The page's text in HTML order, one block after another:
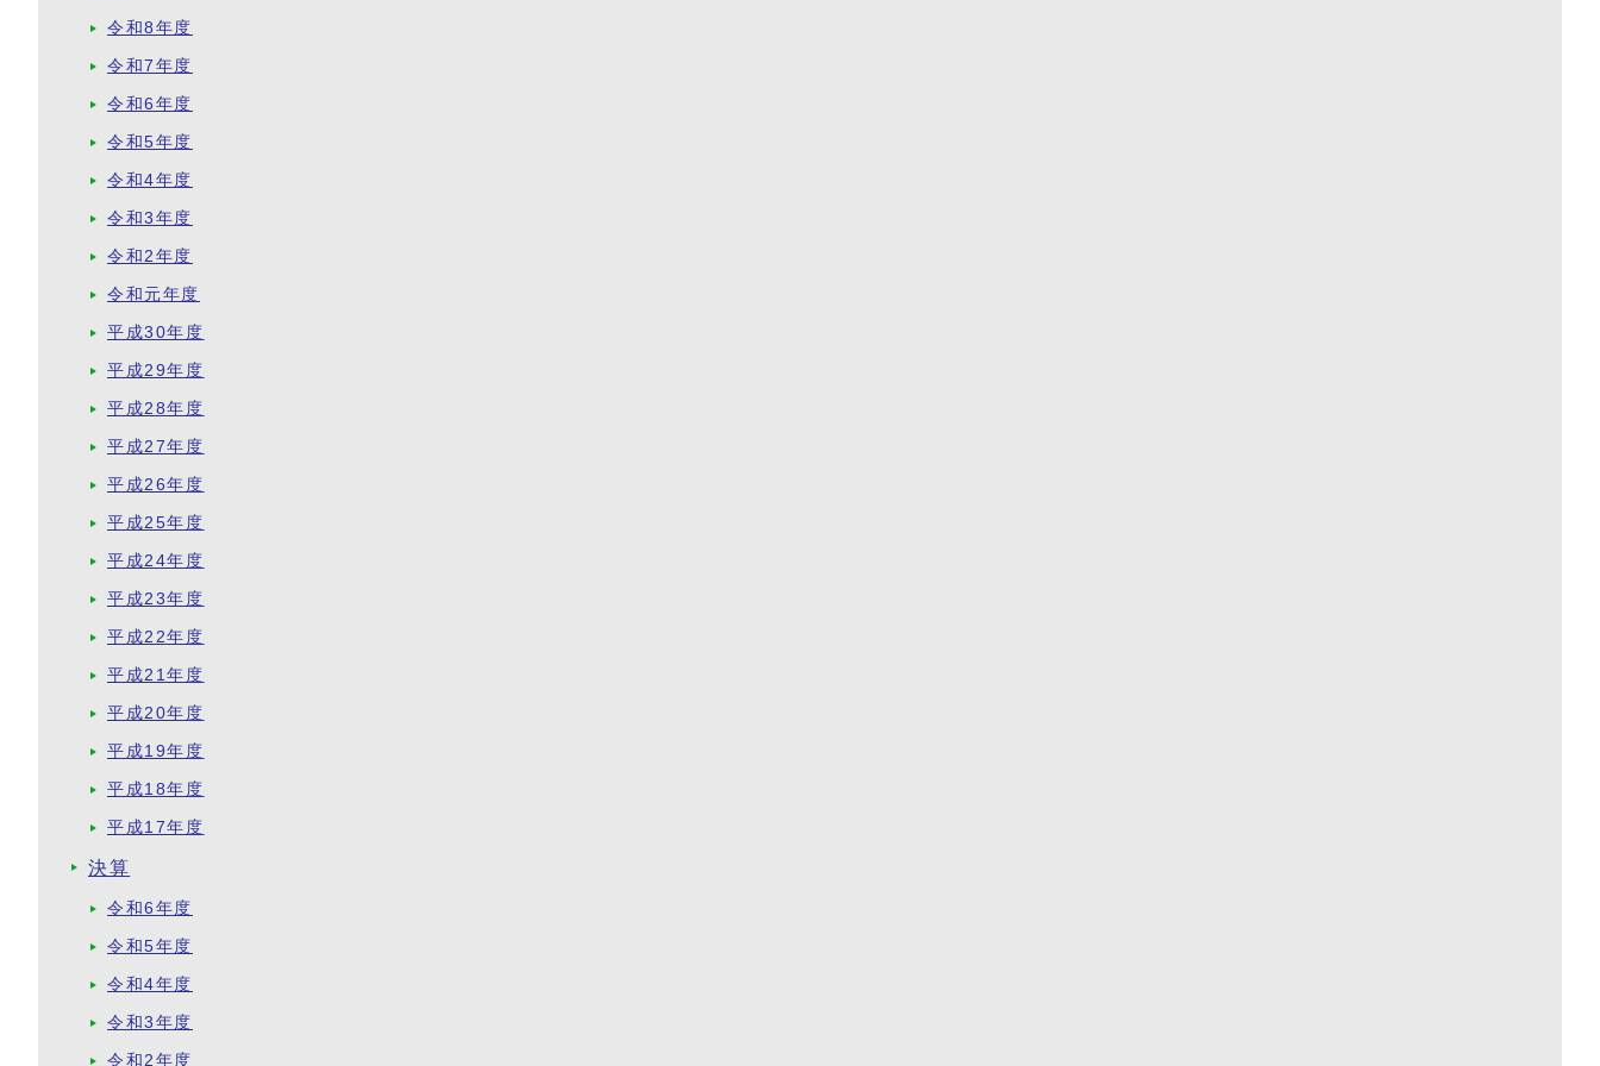
令和8年度
令和7年度
令和6年度
令和5年度
令和4年度
令和3年度
令和2年度
令和元年度
平成30年度
平成29年度
平成28年度
平成27年度
平成26年度
平成25年度
平成24年度
平成23年度
平成22年度
平成21年度
平成20年度
平成19年度
平成18年度
平成17年度
決算
令和6年度
令和5年度
令和4年度
令和3年度
令和2年度